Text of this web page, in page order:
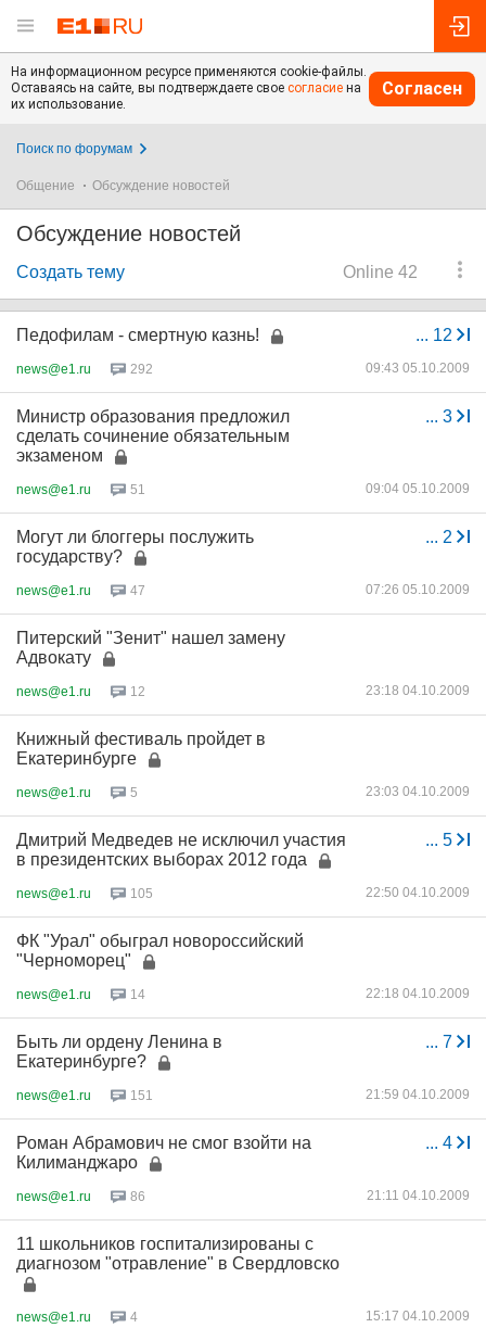
На информационном ресурсе применяются cookie-файлы.
Оставаясь на сайте, вы подтверждаете свое согласие на
их использование.
Согласен
Поиск по форумам
Общение Обсуждение новостей
Обсуждение новостей
Online 42
Создать тему
... 12
Педофилам - смертную казнь!
news@e1.ru 292 09:43 05.10.2009
... 3
Министр образования предложил
сделать сочинение обязательным
экзаменом
news@e1.ru 51 09:04 05.10.2009
... 2
Могут ли блоггеры послужить
государству?
news@e1.ru 47 07:26 05.10.2009
Питерский "Зенит" нашел замену
Адвокату
news@e1.ru 12 23:18 04.10.2009
Книжный фестиваль пройдет в
Екатеринбурге
news@e1.ru 5 23:03 04.10.2009
... 5
Дмитрий Медведев не исключил участия
в президентских выборах 2012 года
news@e1.ru 105 22:50 04.10.2009
ФК "Урал" обыграл новороссийский
"Черноморец"
news@e1.ru 14 22:18 04.10.2009
... 7
Быть ли ордену Ленина в
Екатеринбурге?
news@e1.ru 151 21:59 04.10.2009
... 4
Роман Абрамович не смог взойти на
Килиманджаро
news@e1.ru 86 21:11 04.10.2009
11 школьников госпитализированы с
диагнозом "отравление" в Свердловско
news@e1.ru 4 15:17 04.10.2009